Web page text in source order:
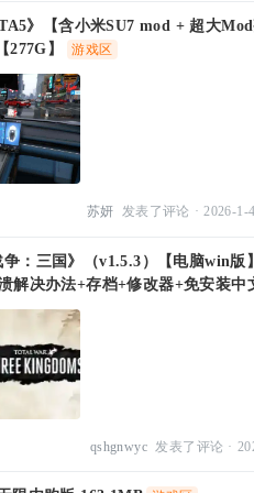
》【含小米SU7 mod + 超大
】
游戏区
苏妍 发表了评论 · 2026-1-
争：三国》（v1.5.3）【电脑win
解决办法+存档+修改器+免安装中
qshgnwyc 发表了评论 ·